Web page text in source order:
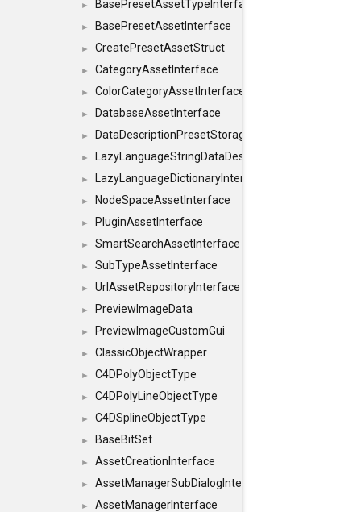
► BasePresetAssetTypeInterface
► BasePresetAssetInterface
► CreatePresetAssetStruct
► CategoryAssetInterface
► ColorCategoryAssetInterface
► DatabaseAssetInterface
► DataDescriptionPresetStorageInterface
►
► LazyLanguageDictionaryInterface
► NodeSpaceAssetInterface
► PluginAssetInterface
► SmartSearchAssetInterface
► SubTypeAssetInterface
► UrlAssetRepositoryInterface
► PreviewImageData
► PreviewImageCustomGui
► ClassicObjectWrapper
► C4DPolyObjectType
► C4DPolyLineObjectType
► C4DSplineObjectType
► BaseBitSet
► AssetCreationInterface
► AssetManagerSubDialogInterface
► AssetManagerInterface